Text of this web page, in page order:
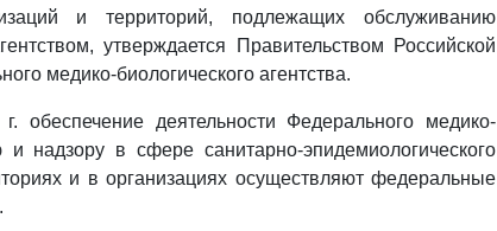
и территорий, подлежащих обслуживанию
утверждается Правительством Российской
медико-биологического агентства.
обеспечение деятельности Федерального медико-
и надзору в сфере санитарно-эпидемиологического
и в организациях осуществляют федеральные